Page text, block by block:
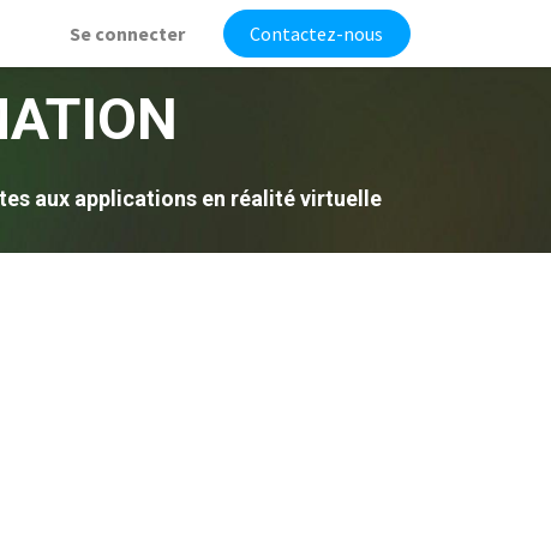
Se connecter Contactez-nous
aux applications en réalité virtuelle